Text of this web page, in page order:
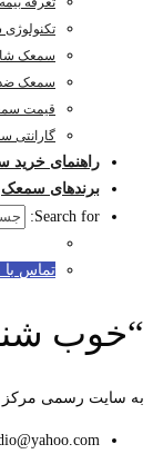
سمعک
سمعک
قیمت
گارانتی
راهنمای خرید
برندهای سمعک
Search for:
تماس با
“خوب
به سایت رسمی مرکز